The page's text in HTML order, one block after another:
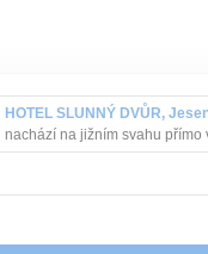
HOTEL SLUNNÝ DVŮR,
nachází na jižním svahu přímo
Jeseník. Nádherný výhled na
n...